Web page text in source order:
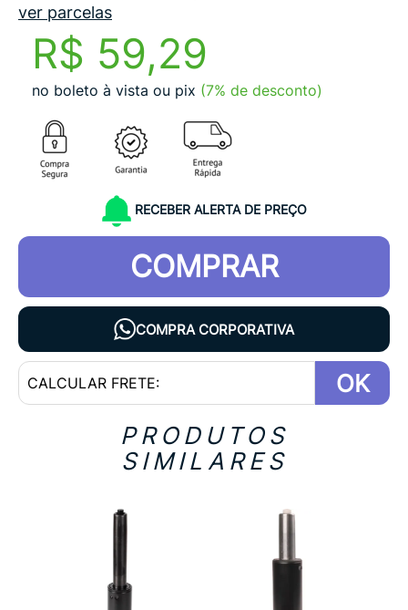
ver parcelas
R$ 59,29
no boleto à vista ou pix (7% de desconto)
RECEBER ALERTA DE PREÇO
COMPRAR
COMPRA CORPORATIVA
OK
PRODUTOS
SIMILARES